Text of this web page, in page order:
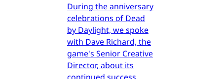
During the anniversary
celebrations of Dead
by Daylight, we spoke
with Dave Richard, the
game's Senior Creative
Director, about its